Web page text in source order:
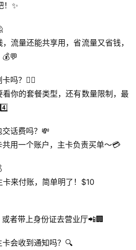
！✨
流量还能共享用，省流量又省钱，
吗？🤷‍♂️
你的套餐类型，还有数量限制，最
话费吗？💸
用一个账户，主卡负责买单～💳
来付账，简单明了！$10
者带上身份证去营业厅📲🏢
会收到通知吗？🔍